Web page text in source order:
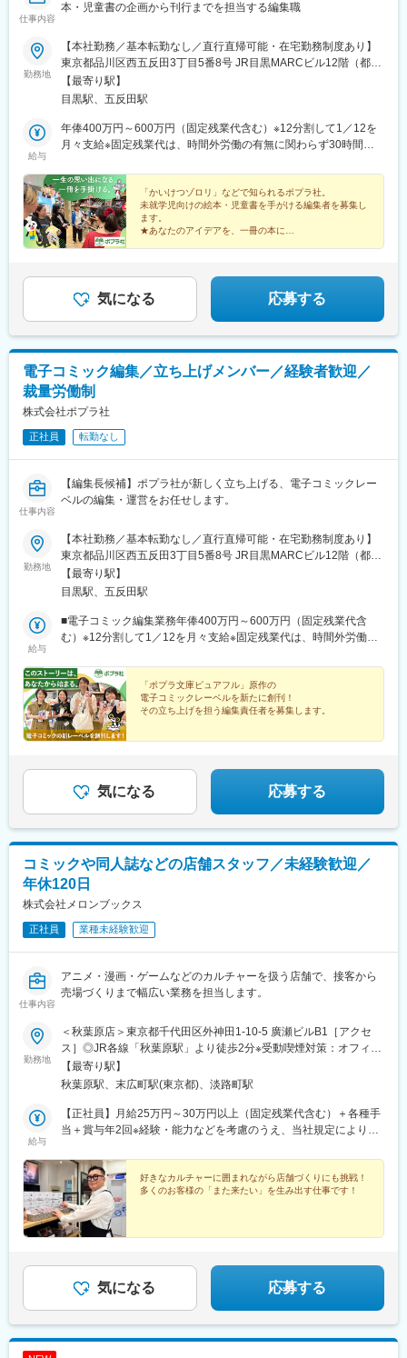
仕事内容
本・児童書の企画から刊行までを担当する編集職
勤務地
【本社勤務／基本転勤なし／直行直帰可能・在宅勤務制度あり】
東京都品川区西五反田3丁目5番8号 JR目黒MARCビル12階（都営
浅草線・JR山手線「五反田駅」より徒歩10分）
【最寄り駅】
目黒駅、五反田駅
給与
年俸400万円～600万円（固定残業代含む）※12分割して1／12を
月々支給※固定残業代は、時間外労働の有無に関わらず30時間分
出） 上記を超える法定時間外労働分は追加で支給
「かいけつゾロリ」などで知られるポプラ社。
未就学児向けの絵本・児童書を手がける編集者を募集し
ます。
★あなたのアイデアを、一冊の本に
気になる 応募する
電子コミック編集／立ち上げメンバー／経験者歓迎／
裁量労働制
株式会社ポプラ社
正社員 転勤なし
仕事内容
【編集長候補】ポプラ社が新しく立ち上げる、電子コミックレー
ベルの編集・運営をお任せします。
勤務地
【本社勤務／基本転勤なし／直行直帰可能・在宅勤務制度あり】
東京都品川区西五反田3丁目5番8号 JR目黒MARCビル12階（都営
浅草線・JR山手線「五反田駅」より徒歩10分）
【最寄り駅】
目黒駅、五反田駅
給与
■電子コミック編集業務年俸400万円～600万円（固定残業代含
む）※12分割して1／12を月々支給※固定残業代は、時間外労働の
本給と等級に基づいて算出） 上記を超える法定時間外労働分は
追加で支給■編集業務に加えプロデュース業務も兼務年俸600万円
～800万円（固定残業代含む）※12分割して1／12を月々支給※固
定残業代は、時間外労働の有無に関わらず30時間分を、月8万円
～10万8000円支給（基本給と等級に基づいて算出） 上記を超え
「ポプラ文庫ピュアフル」原作の
電子コミックレーベルを新たに創刊！
その立ち上げを担う編集責任者を募集します。
■働きやすい環境
気になる 応募する
コミックや同人誌などの店舗スタッフ／未経験歓迎／
年休120日
株式会社メロンブックス
正社員 業種未経験歓迎
仕事内容
アニメ・漫画・ゲームなどのカルチャーを扱う店舗で、接客から
売場づくりまで幅広い業務を担当します。
勤務地
＜秋葉原店＞東京都千代田区外神田1-10-5 廣瀬ビルB1［アクセ
ス］◎JR各線「秋葉原駅」より徒歩2分※受動喫煙対策：オフィス
内禁煙
【最寄り駅】
秋葉原駅、末広町駅(東京都)、淡路町駅
給与
【正社員】月給25万円～30万円以上（固定残業代含む）＋各種手
当＋賞与年2回※経験・能力などを考慮のうえ、当社規定により決
円）を含みます。超過分は別途支給します。★成果を正当に評価
する給与制度年功序列ではなく、役職や成果に応じて昇給・昇格
を決定。半期ごとの評価制度を導入しており、実力や意欲次第で
早期のキャリアアップ・収入アップを目指せます！
好きなカルチャーに囲まれながら店舗づくりにも挑戦！
多くのお客様の「また来たい」を生み出す仕事です！
気になる 応募する